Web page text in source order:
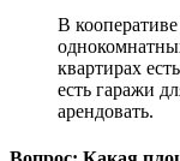
В
квартирах
есть гаражи
арендовать.